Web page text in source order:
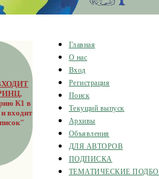
,
К1 в
входит
Главная
О нас
Вход
Регистрация
Поиск
Текущий выпуск
Архивы
Объявления
ДЛЯ АВТОРОВ
ПОДПИСКА
ТЕМАТИЧЕСКИЕ